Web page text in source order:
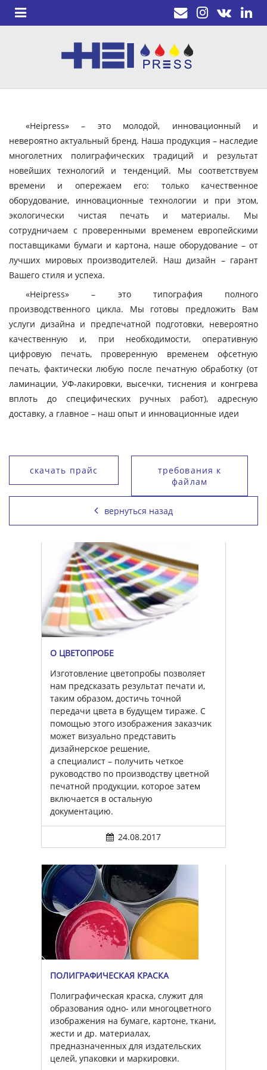
«Heipress» – это молодой, инновационный и
невероятно актуальный бренд. Наша продукция – наследие
многолетних полиграфических традиций и результат
новейших технологий и тенденций. Мы соответствуем
времени и опережаем его: только качественное
оборудование, инновационные технологии и при этом,
экологически чистая печать и материалы. Мы
сотрудничаем с проверенными временем европейскими
поставщиками бумаги и картона, наше оборудование – от
лучших мировых производителей. Наш дизайн – гарант
Вашего стиля и успеха.
«Heipress» – это типография полного
производственного цикла. Мы готовы предложить Вам
услуги дизайна и предпечатной подготовки, невероятно
качественную и, при необходимости, оперативную
цифровую печать, проверенную временем офсетную
печать, фактически любую после печатную обработку (от
ламинации, УФ-лакировки, высечки, тиснения и конгрева
вплоть до специфических ручных работ), адресную
доставку, а главное – наш опыт и инновационные идеи
скачать прайс
требования к
файлам
вернуться назад
О ЦВЕТОПРОБЕ
Изготовление цветопробы позволяет
нам предсказать результат печати и,
таким образом, достичь точной
передачи цвета в будущем тираже. С
помощью этого изображения заказчик
может визуально представить
дизайнерское решение,
а специалист – получить четкое
руководство по производству цветной
печатной продукции, которое затем
включается в остальную
документацию.
24.08.2017
ПОЛИГРАФИЧЕСКАЯ КРАСКА
Полиграфическая краска, служит для
образования одно- или многоцветного
изображения на бумаге, картоне, ткани,
жести и др. материалах,
предназначенных для издательских
целей, упаковки и маркировки.